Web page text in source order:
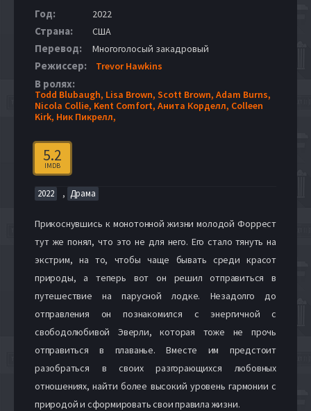
Год: 2022
Страна: США
Перевод: Многоголосый закадровый
Режиссер: Trevor Hawkins
В ролях:
Todd Blubaugh, Lisa Brown, Scott Brown, Adam Burns,
Nicola Collie, Kent Comfort, Анита Корделл, Colleen
Kirk, Ник Пикрелл,
5.2
IMDB
2022 , Драма
Прикоснувшись к монотонной жизни молодой Форрест
тут же понял, что это не для него. Его стало тянуть на
экстрим, на то, чтобы чаще бывать среди красот
природы, а теперь вот он решил отправиться в
путешествие на парусной лодке. Незадолго до
отправления он познакомился с энергичной с
свободолюбивой Эверли, которая тоже не прочь
отправиться в плаванье. Вместе им предстоит
разобраться в своих разгорающихся любовных
отношениях, найти более высокий уровень гармонии с
природой и сформировать свои правила жизни.